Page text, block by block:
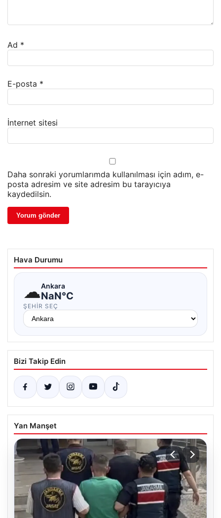
Ad *
E-posta *
İnternet sitesi
Daha sonraki yorumlarımda kullanılması için adım, e-
posta adresim ve site adresim bu tarayıcıya
kaydedilsin.
Hava Durumu
☁Ankara
NaN°C
ŞEHIR SEÇ
Bizi Takip Edin
Yan Manşet